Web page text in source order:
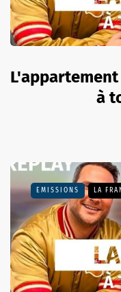
à
EMISSIONS LA